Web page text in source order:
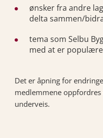
ønsker fra andre
delta sammen/
tema som Selbu
med at er
Det er åpning for
medlemmene
underveis.